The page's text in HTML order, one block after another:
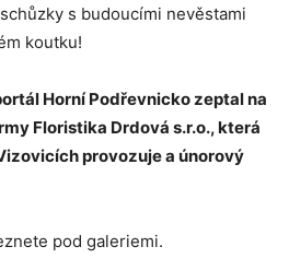
s budoucími nevěstami
koutku!
Horní Podřevnicko zeptal na
Floristika Drdová s.r.o., která
provozuje a únorový
pod galeriemi.